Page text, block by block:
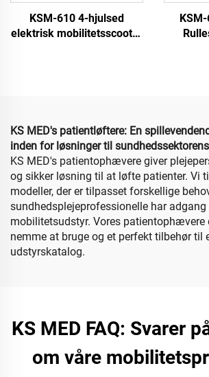
KSM-610 4-hjulsed
elektrisk mobilitetsscooter
KS MED's patientløftere: En
inden for løsninger til
KS MED's patientophævere giver
og sikker løsning til at løfte patienter. Vi
modeller, der er tilpasset forskellige
sundhedsplejeprofessionelle har
mobilitetsudstyr. Vores patientophævere
nemme at bruge og et perfekt tilbehør til
udstyrskatalog.
KS MED FAQ: Svarer
om våre